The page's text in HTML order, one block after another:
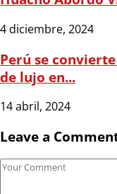
4 diciembre, 2024
Perú se
de lujo en...
14 abril, 2024
Leave a